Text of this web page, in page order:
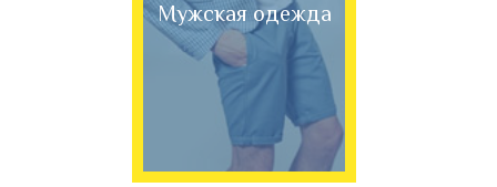
Мужская одежда